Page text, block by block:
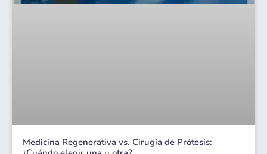
Medicina Regenerativa vs. Cirugía de Prótesis: